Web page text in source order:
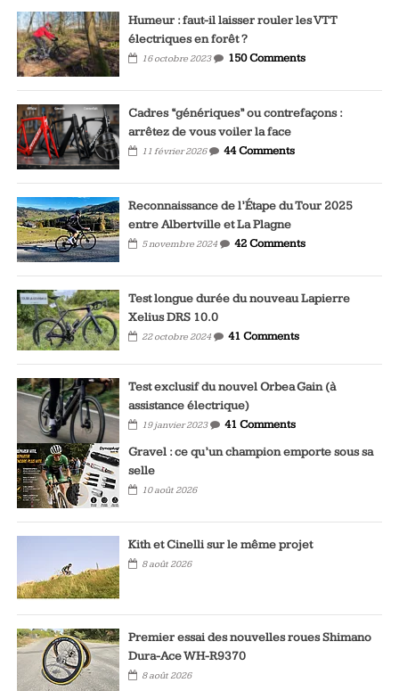
Humeur : faut-il laisser rouler les VTT
électriques en forêt ?
16 octobre 2023 150 Comments
Cadres “génériques” ou contrefaçons :
arrêtez de vous voiler la face
11 février 2026 44 Comments
Reconnaissance de l’Étape du Tour 2025
entre Albertville et La Plagne
5 novembre 2024 42 Comments
Test longue durée du nouveau Lapierre
Xelius DRS 10.0
22 octobre 2024 41 Comments
Test exclusif du nouvel Orbea Gain (à
assistance électrique)
19 janvier 2023
41 Comments
Gravel : ce qu’un champion emporte sous sa
selle
10 août 2026
Kith et Cinelli sur le même projet
8 août 2026
Premier essai des nouvelles roues Shimano
Dura-Ace WH-R9370
8 août 2026